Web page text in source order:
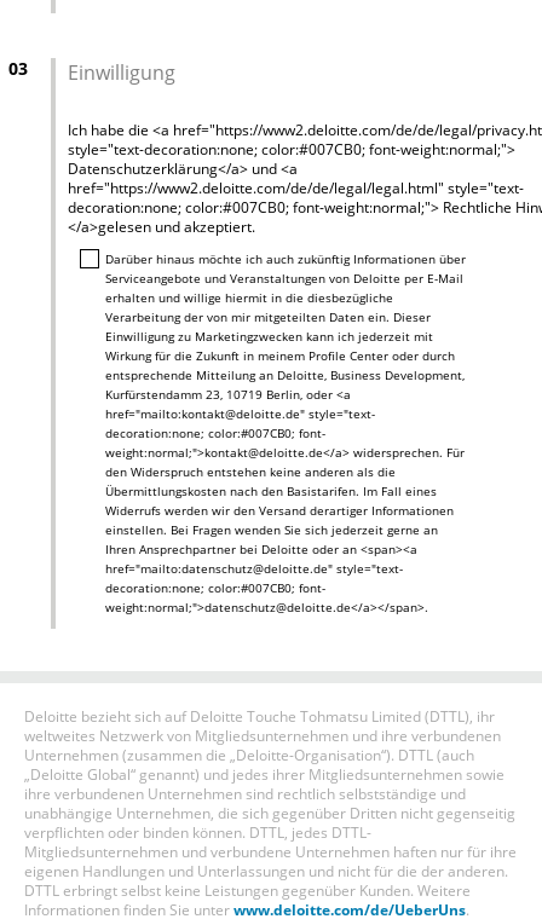
03 Einwilligung
Ich habe die <a href="https://www2.deloitte.com/de/de/legal/
style="text-decoration:none; color:#007CB0; font-weight:normal;">
Datenschutzerklärung</a> und <a
href="https://www2.deloitte.com/de/de/legal/legal.html" style="text-
decoration:none; color:#007CB0; font-weight:normal;"> Rechtliche
</a>gelesen und akzeptiert.
Darüber hinaus möchte ich auch zukünftig Informationen über
Serviceangebote und Veranstaltungen von Deloitte per E-Mail
erhalten und willige hiermit in die diesbezügliche
Verarbeitung der von mir mitgeteilten Daten ein. Dieser
Einwilligung zu Marketingzwecken kann ich jederzeit mit
Wirkung für die Zukunft in meinem Profile Center oder durch
entsprechende Mitteilung an Deloitte, Business Development,
Kurfürstendamm 23, 10719 Berlin, oder <a
href="mailto:kontakt@deloitte.de" style="text-
decoration:none; color:#007CB0; font-
weight:normal;">kontakt@deloitte.de</a> widersprechen. Für
den Widerspruch entstehen keine anderen als die
Übermittlungskosten nach den Basistarifen. Im Fall eines
Widerrufs werden wir den Versand derartiger Informationen
einstellen. Bei Fragen wenden Sie sich jederzeit gerne an
Ihren Ansprechpartner bei Deloitte oder an <span><a
href="mailto:datenschutz@deloitte.de" style="text-
decoration:none; color:#007CB0; font-
weight:normal;">datenschutz@deloitte.de</a></span>.
Deloitte bezieht sich auf Deloitte Touche Tohmatsu Limited (DTTL), ihr
weltweites Netzwerk von Mitgliedsunternehmen und ihre verbundenen
Unternehmen (zusammen die „Deloitte-Organisation“). DTTL (auch
„Deloitte Global“ genannt) und jedes ihrer Mitgliedsunternehmen sowie
ihre verbundenen Unternehmen sind rechtlich selbstständige und
unabhängige Unternehmen, die sich gegenüber Dritten nicht gegenseitig
verpflichten oder binden können. DTTL, jedes DTTL-
Mitgliedsunternehmen und verbundene Unternehmen haften nur für ihre
eigenen Handlungen und Unterlassungen und nicht für die der anderen.
DTTL erbringt selbst keine Leistungen gegenüber Kunden. Weitere
Informationen finden Sie unterwww.deloitte.com/de/UeberUns.